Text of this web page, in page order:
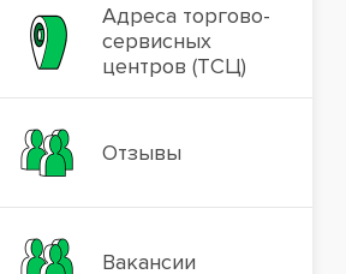
Адреса торгово-
сервисных
центров (ТСЦ)
Отзывы
Вакансии